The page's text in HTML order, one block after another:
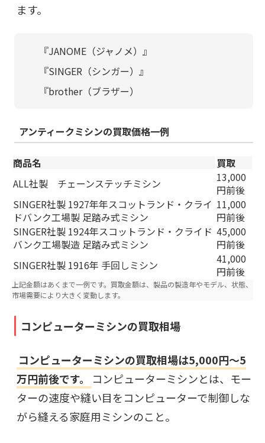
ます。
『JANOME（ジャノメ）』
『SINGER（シンガー）』
『brother（ブラザー）
アンティークミシンの買取価格一例
商品名
買取
ALL社製 チェーンステッチミシン
13,000
円前後
SINGER社製 1927年年スコットランド・クライ
ドバンク工場製 足踏み式ミシン
11,000
円前後
SINGER社製 1924年スコットランド・クライド
バンク工場製造 足踏み式ミシン
45,000
円前後
SINGER社製 1916年 手回しミシン
41,000
円前後
上記金額はあくまで一例です。買取金額は、製品の製造年やモデル、状態、
市場需要により大きく変動します。
コンピューターミシンの買取相場
コンピューターミシンの買取相場は5,000円～5
万円前後です。
コンピューターミシンとは、モー
ターの速度や縫い目をコンピューターで制御しな
がら縫える家庭用ミシンのこと。